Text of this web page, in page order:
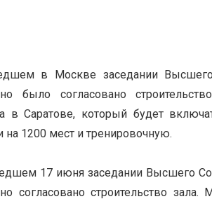
в Москве заседании
было согласовано
в Саратове, который будет
на 1200 мест и тренировочную.
17 июня заседании Высшего
согласовано строительство